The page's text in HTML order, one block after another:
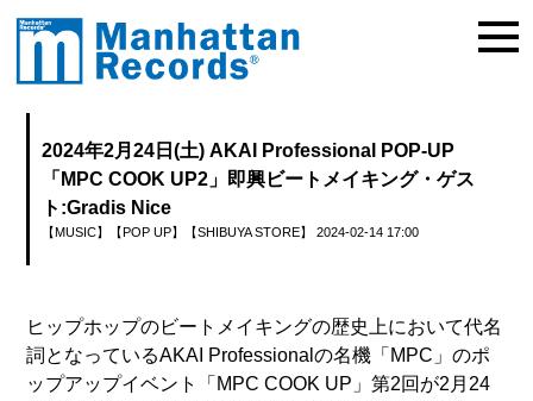
2024年2月24日(土) AKAI Professional POP-UP
「MPC COOK UP2」即興ビートメイキング・ゲス
ト:Gradis Nice
【MUSIC】 【POP UP】 【SHIBUYA STORE】 2024-02-14 17:00
ヒップホップのビートメイキングの歴史上において代名
詞となっているAKAI Professionalの名機「MPC」のポ
ップアップイベント「MPC COOK UP」第2回が2月24